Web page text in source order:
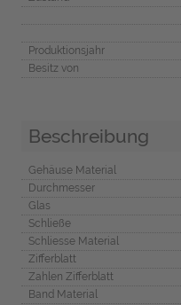
Produktionsjahr
Besitz von
Beschreibung
Gehäuse Material
Durchmesser
Glas
Schließe
Schliesse Material
Zifferblatt
Zahlen Zifferblatt
Band Material